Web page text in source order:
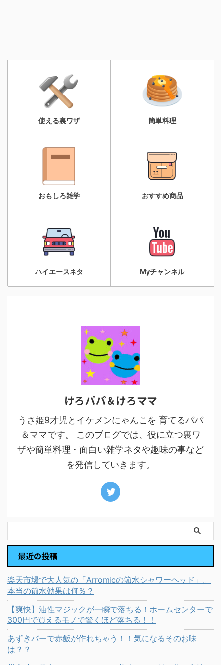
使える裏ワザ 簡単料理
おもしろ雑学 おすすめ商品
ハイエースネタ Myチャンネル
けろパパ＆けろママ
うさ姫9才児とイケメンにゃんこを 育てるパパ
＆ママです。 このブログでは、役に立つ裏ワ
ザや簡単料理・面白い雑学ネタや趣味の事など
を発信していきます。
最近の投稿
楽天市場で大人気の「Arromicの節水シャワーヘッド」。
本当の節水効果は何％？
【爽快】油性マジックが一瞬で落ちる！ホームセンターで
300円で買えるモノで驚くほど落ちる！！
あずきバーで赤飯が作れちゃう！！気になるそのお味
は？？